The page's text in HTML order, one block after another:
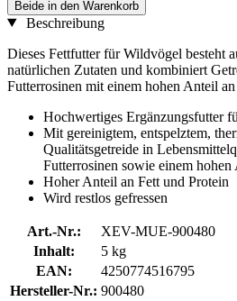
Beide in den Warenkorb
Beschreibung
Dieses Fettfutter für Wildvögel besteht
natürlichen Zutaten und kombiniert
Futterrosinen mit einem hohen Anteil
Hochwertiges Ergänzungsfutter
Mit gereinigtem, entspelztem,
Qualitätsgetreide in
Futterrosinen sowie einem
Hoher Anteil an Fett und Protein
Wird restlos gefressen
Art.-Nr.:
XEV-MUE-900480
Inhalt:
5 kg
EAN:
4250774516795
Hersteller-Nr.: 900480